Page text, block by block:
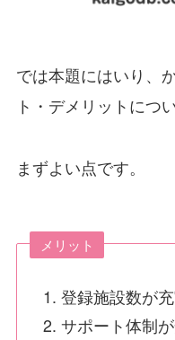
では本題にはいり、
ト・デメリットにつ
まずよい点です。
メリット
登録施設数が
サポート体制